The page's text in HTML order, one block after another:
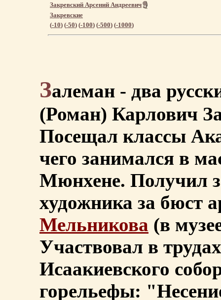
Закревский Арсений Андреевич
Закревские
(-10) (-50) (-100) (-500) (-1000)
Залеман - два
(Роман) Карлович
Посещал классы
чего занимался в
Мюнхене. Получил
художника за бюст
Мельникова (в
Участвовал в
Исаакиевского
горельефы: